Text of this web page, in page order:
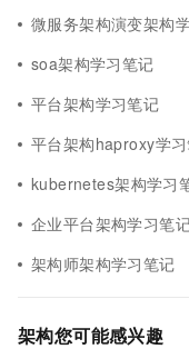
微服务架构演变架构
soa架构学习笔记
平台架构学习笔记
平台架构haproxy学
kubernetes架构学习
企业平台架构学习笔
架构师架构学习笔记
架构您可能感兴趣